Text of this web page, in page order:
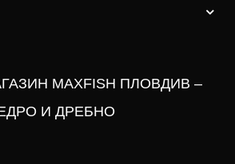
MAXFISH ПЛОВДИВ –
И ДРЕБНО